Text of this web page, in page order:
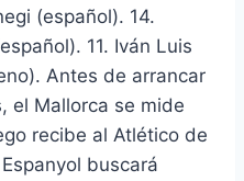
(español). 14.
11. Iván Luis
Antes de arrancar
el Mallorca se mide
recibe al Atlético de
buscará